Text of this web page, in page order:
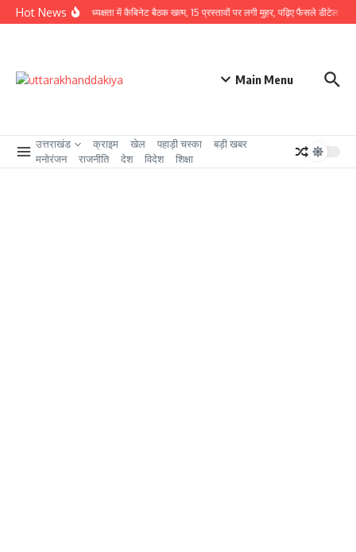
Skip to content
Hot News
CM धामी की अध्यक्षता में कैबिनेट बैठक खत्म, 15 प्रस्तावों पर लगी मुहर, पढ़िए फैसले डीटेल से
Main Menu
उत्तराखंड क्राइम खेल पहाड़ी चस्का
बड़ी खबर
मनोरंजन
राजनीति देश विदेश शिक्षा